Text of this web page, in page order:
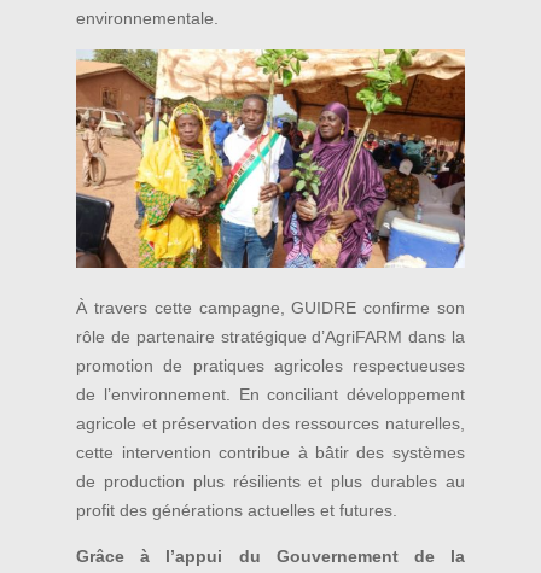
environnementale.
À travers cette campagne, GUIDRE confirme son
rôle de partenaire stratégique d’AgriFARM dans la
promotion de pratiques agricoles respectueuses
de l’environnement. En conciliant développement
agricole et préservation des ressources naturelles,
cette intervention contribue à bâtir des systèmes
de production plus résilients et plus durables au
profit des générations actuelles et futures.
Grâce à l’appui du Gouvernement de la